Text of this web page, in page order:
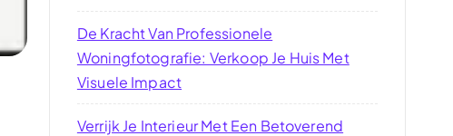
De Kracht Van Professionele
Woningfotografie: Verkoop Je Huis Met
Visuele Impact
Verrijk Je Interieur Met Een Betoverend